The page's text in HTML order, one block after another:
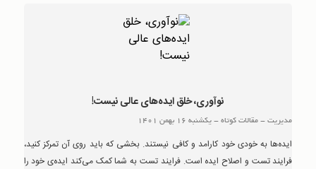
نوآوری، خلق ایده‌های عالی نیست!
مدیریت-مقالات کوتاه-یکشنبه 16 بهمن 1401
ایده‌ها به خودی خود کارامد و کافی نیستند. بخشی که باید روی آن تمرکز کنید،‌
فرایند تست و اصلاح ایده است. فرایند تست به شما کمک می‌کند ایده‌ی خود را